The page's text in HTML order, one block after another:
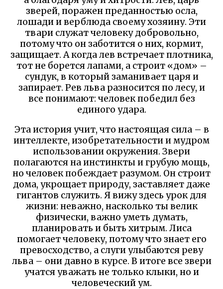
зверей, поражен преданностью осла,
лошади и верблюда своему хозяину. Эти
твари служат человеку добровольно,
потому что он заботится о них, кормит,
защищает. А когда лев встречает плотника,
тот не борется лапами, а строит «дом» –
сундук, в который заманивает царя и
запирает. Рев льва разносится по лесу, и
все понимают: человек победил без
единого удара.
Эта история учит, что настоящая сила – в
интеллекте, изобретательности и мудром
использовании окружения. Звери
полагаются на инстинкты и грубую мощь,
но человек побеждает разумом. Он строит
дома, укрощает природу, заставляет даже
гигантов служить. Я вижу здесь урок для
жизни: неважно, насколько ты велик
физически, важно уметь думать,
планировать и быть хитрым. Лиса
помогает человеку, потому что знает его
превосходство, а слуги улыбаются реву
льва – они давно в курсе. В итоге все звери
учатся уважать не только клыки, но и
человеческий ум.